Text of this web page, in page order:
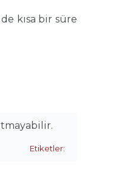
kısa bir süre
Etiketler: